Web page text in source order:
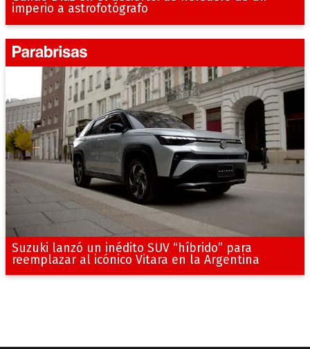
imperio a astrofotógrafo
Suzuki lanzó un inédito SUV “híbrido” para
reemplazar al icónico Vitara en la Argentina